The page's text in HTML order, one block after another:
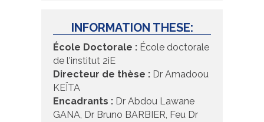
INFORMATION THESE:
École Doctorale : École doctorale
de l'institut 2iE
Directeur de thèse : Dr Amadoou
KEÏTA
Encadrants : Dr Abdou Lawane
GANA, Dr Bruno BARBIER, Feu Dr